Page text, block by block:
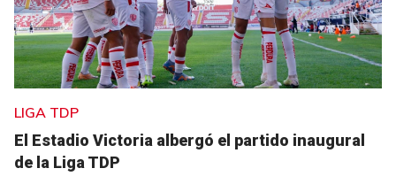
LIGA TDP
El Estadio Victoria albergó el partido inaugural
de la Liga TDP